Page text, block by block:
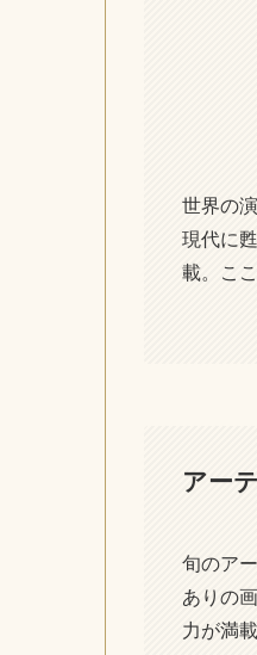
世界の
現代に
載。こ
アー
旬のア
ありの
力が満載